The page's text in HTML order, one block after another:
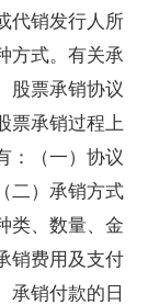
销发行人所
方式。有关承
股票承销协议
票承销过程上
：（一）协议
二）承销方式
类、数量、金
销费用及支付
承销付款的日